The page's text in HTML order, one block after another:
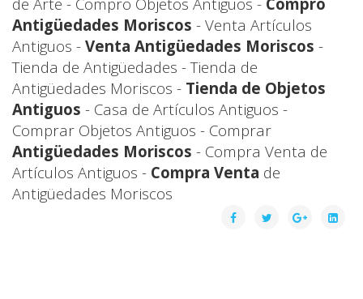
Antigüedades Moriscos - Venta Artículos
Antiguos - Venta Antigüedades Moriscos -
Tienda de Antigüedades - Tienda de
Antigüedades Moriscos - Tienda de Objetos
Antiguos - Casa de Artículos Antiguos -
Comprar Objetos Antiguos - Comprar
Antigüedades Moriscos - Compra Venta de
Artículos Antiguos - Compra Venta de
Antigüedades Moriscos